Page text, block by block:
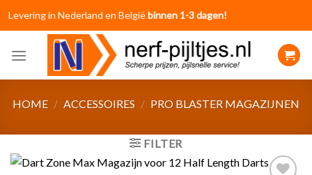
Levering in Nederland en Belgiëbinnen 1-3 dagen!
HOME / ACCESSOIRES / PRO BLASTER MAGAZIJNEN
FILTER